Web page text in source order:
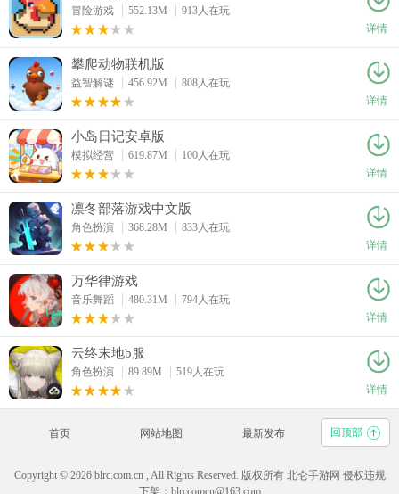
冒险游戏 552.13M
913人在玩
详情
攀爬动物联机版
益智解谜 456.92M
808人在玩
详情
小岛日记安卓版
模拟经营 619.87M
100人在玩
详情
凛冬部落游戏中文版
角色扮演 368.28M
833人在玩
详情
万华律游戏
音乐舞蹈 480.31M
794人在玩
详情
云终末地b服
角色扮演 89.89M
519人在玩
详情
首页 网站地图 最新发布 回顶部
Copyright © 2026 blrc.com.cn , All Rights Reserved. 版权所有 北仑手游网 侵权违规
下架：blrccomcn@163.com